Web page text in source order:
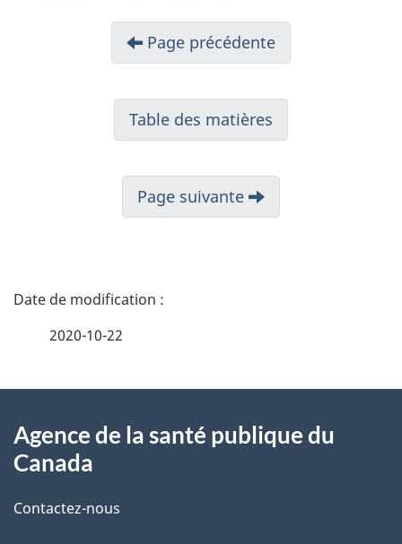
Page précédente
Table des matières
Page suivante
D
i
s
2020-10-22
propos
de
ce
Agence de la santé publique du
Canada
Contactez-nous